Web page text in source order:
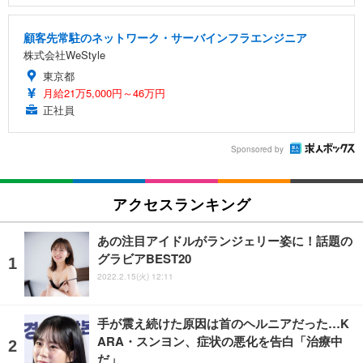
顧客先常駐のネットワーク・サーバインフラエンジニア
株式会社WeStyle
東京都
月給21万5,000円～46万円
正社員
Sponsored by
アクセスランキング
あの注目アイドルがランジェリー姿に！話題の
グラビアBEST20
2022.2.15(火) 12:11
手が震え続けた原因は首のヘルニアだった…K
ARA・スンヨン、症状の悪化を告白「治療中
だ」